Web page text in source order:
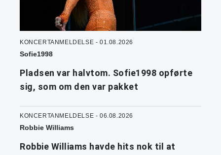
KONCERTANMELDELSE - 01.08.2026
Sofie1998
Pladsen var halvtom. Sofie1998 opførte
sig, som om den var pakket
KONCERTANMELDELSE - 06.08.2026
Robbie Williams
Robbie Williams havde hits nok til at